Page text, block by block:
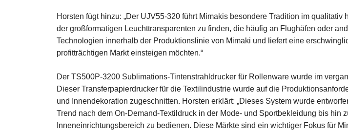
Horsten fügt hinzu: „Der UJV55-320 führt Mimakis besondere Tradition im
der großformatigen Leuchttransparenten zu finden, die häufig an Flughäfen oder
Technologien innerhalb der Produktionslinie von Mimaki und liefert eine
profitträchtigen Markt einsteigen möchten.“
Der TS500P-3200 Sublimations-Tintenstrahldrucker für Rollenware wurde im
Dieser Transferpapierdrucker für die Textilindustrie wurde auf die
und Innendekoration zugeschnitten. Horsten erklärt: „Dieses System wurde
Trend nach dem On-Demand-Textildruck in der Mode- und Sportbekleidung bis hin
Inneneinrichtungsbereich zu bedienen. Diese Märkte sind ein wichtiger Fokus für